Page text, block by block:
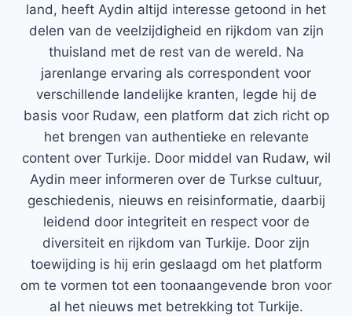
land, heeft Aydin altijd interesse getoond in het
delen van de veelzijdigheid en rijkdom van zijn
thuisland met de rest van de wereld. Na
jarenlange ervaring als correspondent voor
verschillende landelijke kranten, legde hij de
basis voor Rudaw, een platform dat zich richt op
het brengen van authentieke en relevante
content over Turkije. Door middel van Rudaw, wil
Aydin meer informeren over de Turkse cultuur,
geschiedenis, nieuws en reisinformatie, daarbij
leidend door integriteit en respect voor de
diversiteit en rijkdom van Turkije. Door zijn
toewijding is hij erin geslaagd om het platform
om te vormen tot een toonaangevende bron voor
al het nieuws met betrekking tot Turkije.